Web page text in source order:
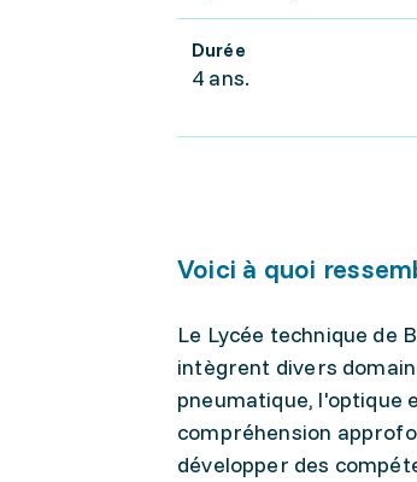
Durée
4 ans.
Voici à quoi
Le Lycée technique de
intègrent divers
pneumatique, l'optique
compréhension
développer des